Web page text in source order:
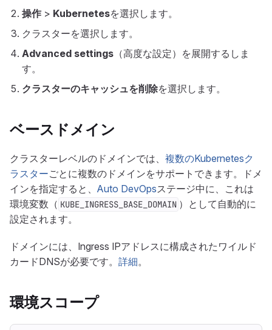
操作 > Kubernetesを選択します。
クラスターを選択します。
Advanced settings （高度な設定）を展開するしま
す。
クラスターのキャッシュを削除を選択します。
ベースドメイン
クラスターレベルのドメインでは、 複数のKubernetesク
ラスターごとに複数のドメインをサポートできます。ドメ
インを指定すると、 Auto DevOpsステージ中に、これは
環境変数（ KUBE_INGRESS_BASE_DOMAIN ）として自動的に
設定されます。
ドメインには、Ingress IPアドレスに構成されたワイルド
カードDNSが必要です。 詳細。
環境スコープ